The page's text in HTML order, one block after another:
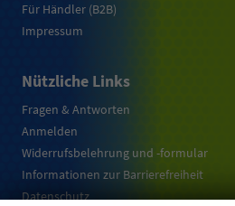
Für Händler (B2B)
Impressum
Nützliche Links
Fragen & Antworten
Anmelden
Widerrufsbelehrung und -formular
Informationen zur Barrierefreiheit
Datenschutz